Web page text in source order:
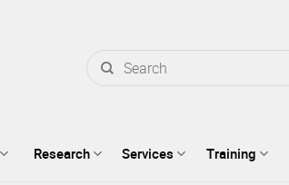
for:
Research Services Training